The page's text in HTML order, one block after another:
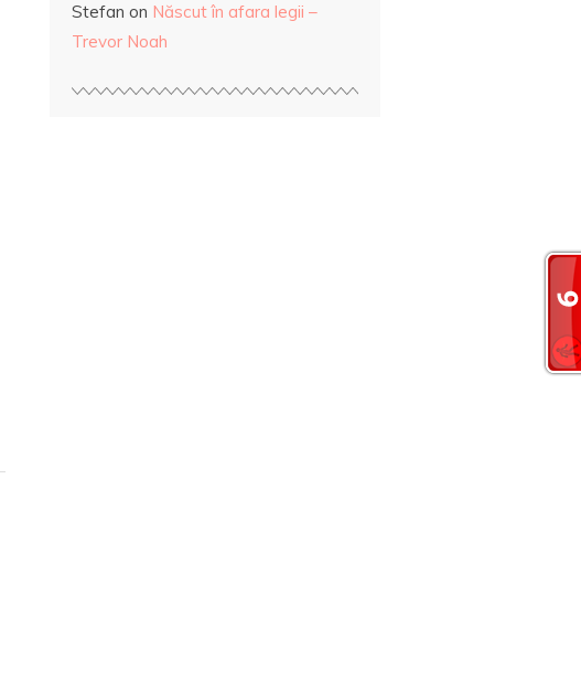
Stefan on Născut în afara legii –
Trevor Noah